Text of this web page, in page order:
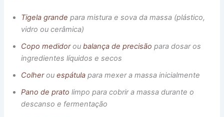
Tigela grande para mistura e sova da massa (plástico,
vidro ou cerâmica)
Copo medidoroubalança de precisão para dosar os
ingredientes líquidos e secos
Colherouespátula para mexer a massa inicialmente
Pano de prato limpo para cobrir a massa durante o
descanso e fermentação